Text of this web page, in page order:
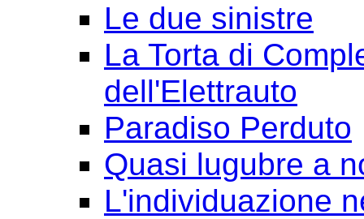
Le due sinistre
La Torta di
dell'Elettrauto
Paradiso Perduto
Quasi lugubre a
L'individuazione